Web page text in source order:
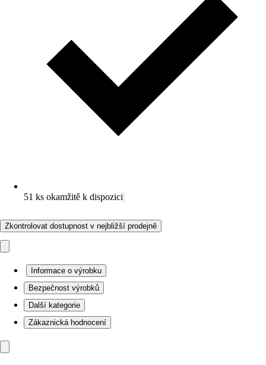
51 ks okamžitě k dispozici
Zkontrolovat dostupnost v nejbližší prodejně
Informace o výrobku
Bezpečnost výrobků
Další kategorie
Zákaznická hodnocení